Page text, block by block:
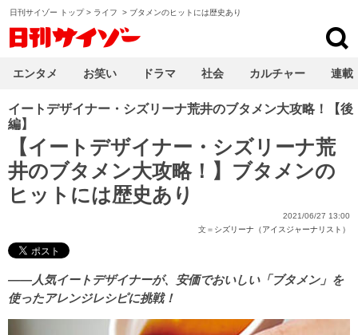
日刊サイゾー トップ> ライフ > ブタメンのヒットには歴史あり
イートデザイナー・シズリーナ荒井のブタメン大攻略！【後
編】
【イートデザイナー・シズリーナ荒
井のブタメン大攻略！】ブタメンの
ヒットには歴史あり
2021/06/27 13:00
文＝ シズリーナ（アイスジャーナリスト）
――人気イートデザイナーが、安価でおいしい「ブタメン」を
使ったアレンジレシピに挑戦！
エンタメ お笑い ドラマ 社会 カルチャー 連載